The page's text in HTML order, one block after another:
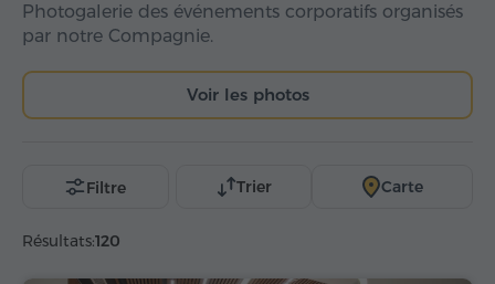
Photogalerie des événements corporatifs organisés
par notre Compagnie.
Voir les photos
Résultats:120
Filtre Trier Carte